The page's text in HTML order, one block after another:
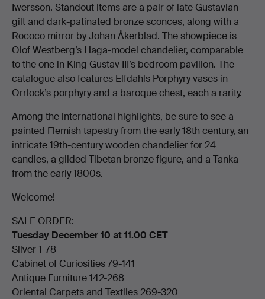
Iwersson. Standout items are a pair of late Gustavian
gilt and dark-patinated bronze sconces, along with a
Rococo mirror by Johan Åkerblad. The showpiece is
Olof Westberg’s Haga-model chandelier, comparable
to the one in King Gustav III’s bedroom pavilion. The
catalogue also features Elfdahls Porphyry vases in
Orrlock’s porphyry and a baroque chest, each a rarity.
Among the international highlights, be sure to see a
painted Flemish tapestry from the early 18th century, an
intricate 19th-century wooden chandelier for 24
candles, a gilded Tibetan bronze figure, and a Tanka
from the early 1800s.
Welcome!
SALE ORDER:
Tuesday December 10 at 11.00 CET
Silver 1-78
Cabinet of Curiosities 79-141
Antique Furniture 142-268
Oriental Carpets and Textiles 269-320